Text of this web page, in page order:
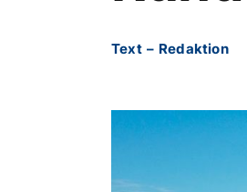
Text – Redaktion